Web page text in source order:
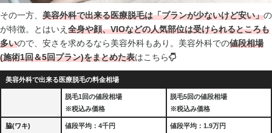
その一方、 美容外科で出来る医療脱毛は「プランが少ないけど安い」の
が特徴。とはいえ 全身や顔、VIOなどの人気部位は受けられるところも
多いので、安さを求めるなら美容外科もあり。美容外科での値段相場
(施術1回＆5回プラン)をまとめた表はこちら
美容外科で出来る医療脱毛の料金相場
脱毛1回の値段相場
※税込み価格
脱毛5回の値段相場
※税込み価格
脇(ワキ) 値段平均：4千円 値段平均：1.9万円